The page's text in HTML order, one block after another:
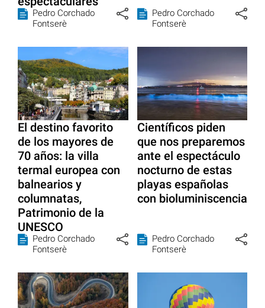
Pedro Corchado
Fontserè
Pedro Corchado
Fontserè
El destino favorito
de los mayores de
70 años: la villa
termal europea con
balnearios y
columnatas,
Patrimonio de la
UNESCO
Pedro Corchado
Fontserè
Científicos piden
que nos preparemos
ante el espectáculo
nocturno de estas
playas españolas
con bioluminiscencia
Pedro Corchado
Fontserè